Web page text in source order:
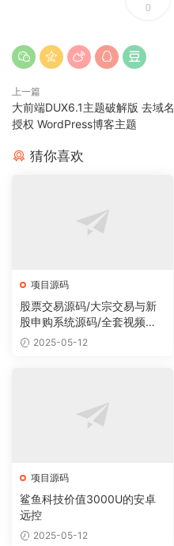
0
上一篇
大前端DUX6.1主题破解版 去域名
授权 WordPress博客主题
猜你喜欢
项目源码
股票交易源码/大宗交易与新
股申购系统源码/全套视频教
程 2025-05-12
项目源码
鲨鱼科技价值3000U的安卓
远控
2025-05-12